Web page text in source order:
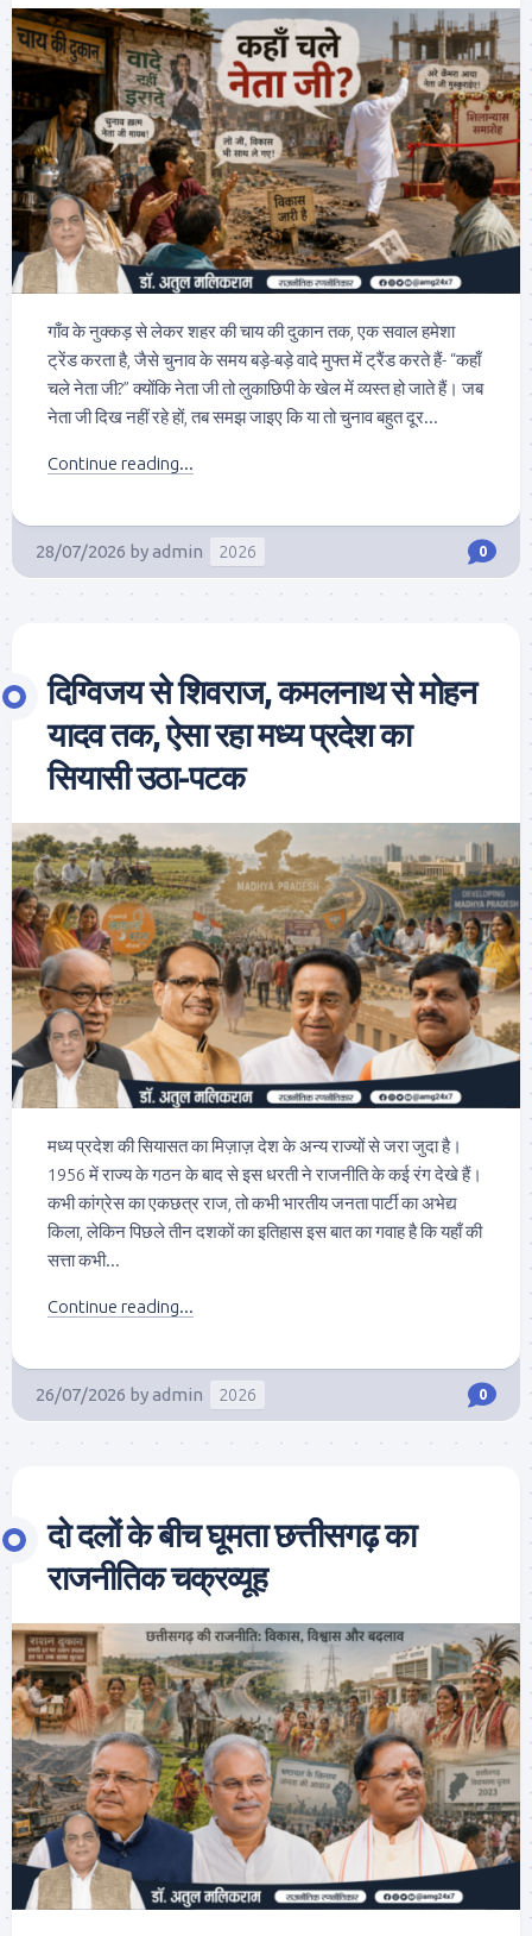
गाँव के नुक्कड़ से लेकर शहर की चाय की दुकान तक, एक सवाल हमेशा
ट्रेंड करता है, जैसे चुनाव के समय बड़े-बड़े वादे मुफ्त में ट्रैंड करते हैं- “कहाँ
चले नेता जी?” क्योंकि नेता जी तो लुकाछिपी के खेल में व्यस्त हो जाते हैं। जब
नेता जी दिख नहीं रहे हों, तब समझ जाइए कि या तो चुनाव बहुत दूर...
Continue reading...
28/07/2026 byadmin 2026 0
दिग्विजय से शिवराज, कमलनाथ से मोहन
यादव तक, ऐसा रहा मध्य प्रदेश का
सियासी उठा-पटक
मध्य प्रदेश की सियासत का मिज़ाज़ देश के अन्य राज्यों से जरा जुदा है।
1956 में राज्य के गठन के बाद से इस धरती ने राजनीति के कई रंग देखे हैं।
कभी कांग्रेस का एकछत्र राज, तो कभी भारतीय जनता पार्टी का अभेद्य
किला, लेकिन पिछले तीन दशकों का इतिहास इस बात का गवाह है कि यहाँ की
सत्ता कभी...
Continue reading...
26/07/2026 byadmin 2026 0
दो दलों के बीच घूमता छत्तीसगढ़ का
राजनीतिक चक्रव्यूह